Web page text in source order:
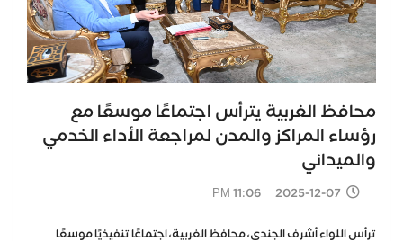
محافظ الغربية يترأس اجتماعًا موسعًا مع
رؤساء المراكز والمدن لمراجعة الأداء الخدمي
والميداني
2025-12-07 11:06 PM
ترأس اللواء أشرف الجندي، محافظ الغربية، اجتماعًا تنفيذيًا موسعًا